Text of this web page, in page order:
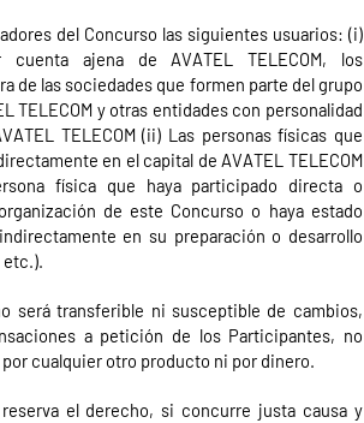
del Concurso las siguientesusuarios: (i)
cuenta ajena de AVATEL TELECOM, los
de las sociedades que formen parte del grupo
TELECOM y otras entidades con personalidad
TELECOM (ii) Las personas físicas que
en el capital de AVATEL TELECOM
física que haya participado directa o
de este Concurso o haya estado
en su preparación o desarrollo
etc.).
será transferible ni susceptible de cambios,
a petición de los Participantes, no
cualquier otro producto ni por dinero.
reserva el derecho, si concurre justa causa y